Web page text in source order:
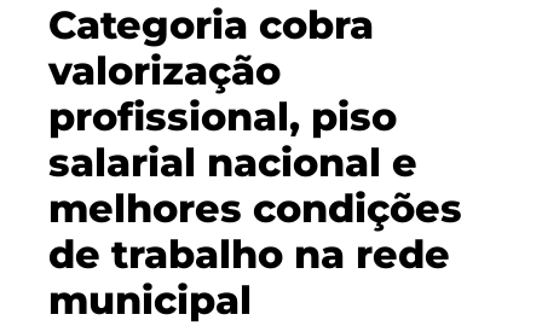
Categoria cobra
valorização
profissional, piso
salarial nacional e
melhores condições
de trabalho na rede
municipal